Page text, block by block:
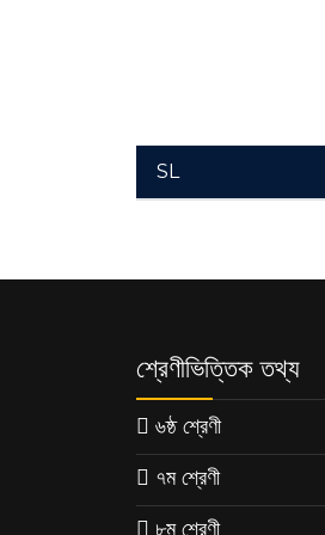
SL
শ্রেণীভিত্তিক তথ্য
৬ষ্ঠ শ্রেণী
৭ম শ্রেণী
৮ম শ্রেণী